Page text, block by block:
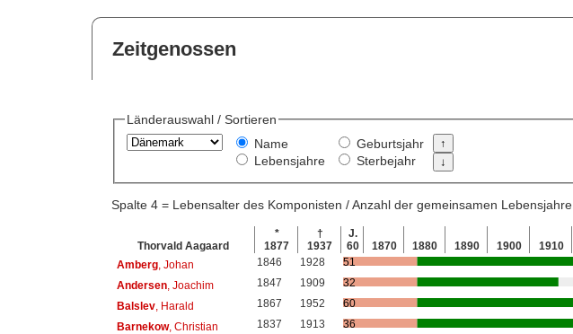
Zeitgenossen
Länderauswahl / Sortieren
Name
Lebensjahre
Geburtsjahr
Sterbejahr
Spalte 4 = Lebensalter des Komponisten / Anzahl der gemeinsamen Lebensjahre
Thorvald Aagaard
*
1877
†
1937
J.
60
1870 1880 1890 1900 1910
Amberg, Johan 1846 1928
51
Andersen, Joachim 1847 1909
32
Balslev, Harald 1867 1952
60
Barnekow, Christian 1837 1913
36